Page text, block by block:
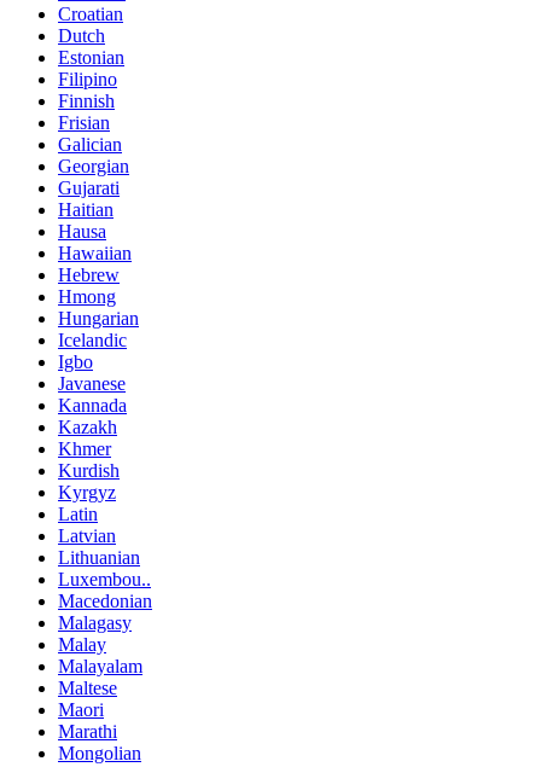
Croatian
Dutch
Estonian
Filipino
Finnish
Frisian
Galician
Georgian
Gujarati
Haitian
Hausa
Hawaiian
Hebrew
Hmong
Hungarian
Icelandic
Igbo
Javanese
Kannada
Kazakh
Khmer
Kurdish
Kyrgyz
Latin
Latvian
Lithuanian
Luxembou..
Macedonian
Malagasy
Malay
Malayalam
Maltese
Maori
Marathi
Mongolian